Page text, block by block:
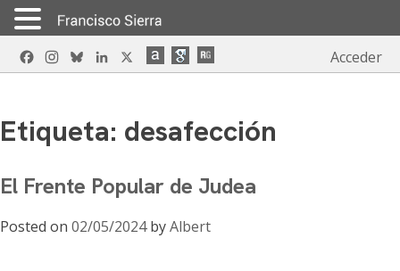
Skip
to
FacebookInstagram
BlueskyLinkedIn Acceder
Etiqueta: desafección
El Frente Popular de Judea
Posted on 02/05/2024byAlbert